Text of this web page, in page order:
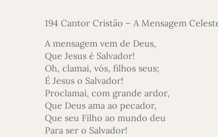
194 Cantor Cristão – A Mensagem
A mensagem vem de Deus,
Que Jesus é Salvador!
Oh, clamai, vós, filhos seus;
É Jesus o Salvador!
Proclamai, com grande ardor,
Que Deus ama ao pecador,
Que seu Filho ao mundo deu
Para ser o Salvador!